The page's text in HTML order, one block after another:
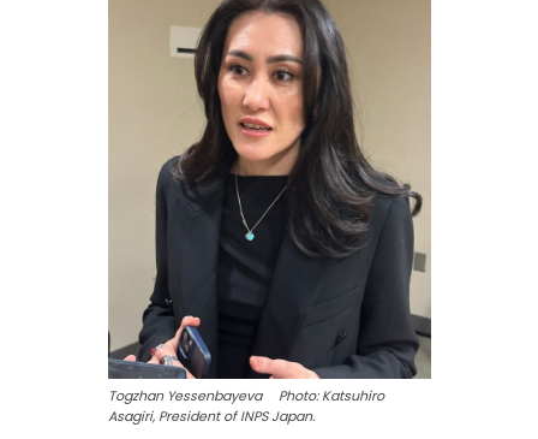
Togzhan Yessenbayeva Photo: Katsuhiro
Asagiri, President of INPS Japan.